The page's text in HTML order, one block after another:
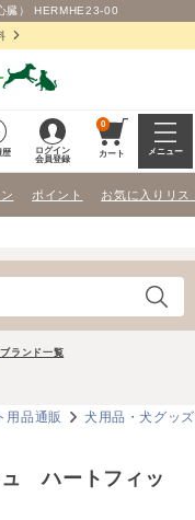
臓） HERMHE23-00
歴
ログイン
会員登録
0
カート メニュー
ポイント お気に入りリス
ランド一覧
用品通販 犬用品・犬グッズ
ハートフィッ